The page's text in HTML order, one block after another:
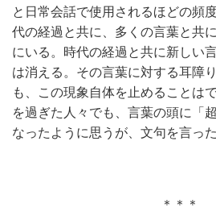
と日常会話で使用されるほどの頻
代の経過と共に、多くの言葉と共
にいる。時代の経過と共に新しい
は消える。その言葉に対する耳障
も、この現象自体を止めることは
を過ぎた人々でも、言葉の頭に「
なったように思うが、文句を言っ
＊＊＊